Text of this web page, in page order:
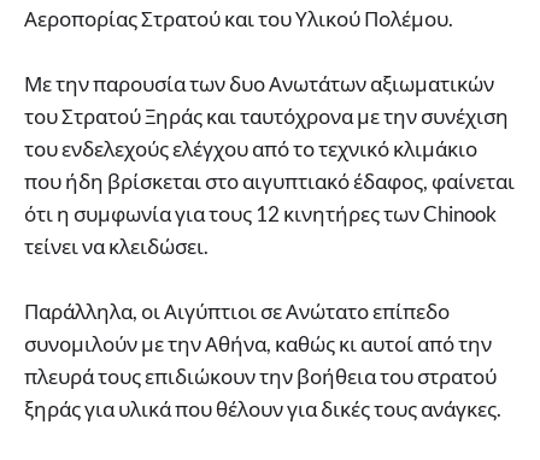
Αεροπορίας Στρατού και του Υλικού Πολέμου.
Με την παρουσία των δυο Ανωτάτων αξιωματικών
του Στρατού Ξηράς και ταυτόχρονα με την συνέχιση
του ενδελεχούς ελέγχου από το τεχνικό κλιμάκιο
που ήδη βρίσκεται στο αιγυπτιακό έδαφος, φαίνεται
ότι η συμφωνία για τους 12 κινητήρες των Chinook
τείνει να κλειδώσει.
Παράλληλα, οι Αιγύπτιοι σε Ανώτατο επίπεδο
συνομιλούν με την Αθήνα, καθώς κι αυτοί από την
πλευρά τους επιδιώκουν την βοήθεια του στρατού
ξηράς για υλικά που θέλουν για δικές τους ανάγκες.